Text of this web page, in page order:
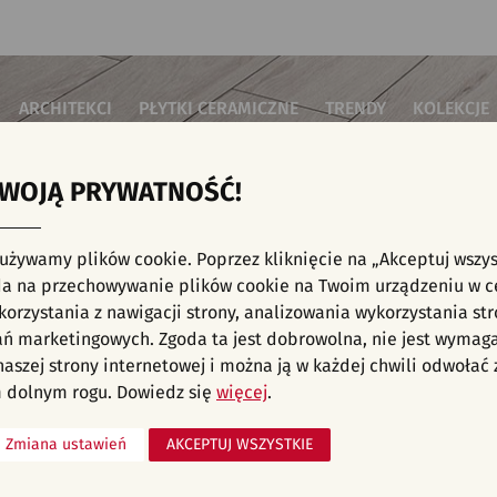
ARCHITEKCI PŁYTKI CERAMICZNE TRENDY KOLEKCJE
do sypialni
kuchenne
łazienkowe
na schody
na taras
komercyjne
Płytki ścienne
Płytki cegiełki
Płytki drewnopodobne
Płytki heksagonalne
Płytki jodełka
Płytki kamienne
Płytki kolorowe
Płytki
Płytki we
KAFELKI - INWESTYCJE, ŁAZIENKA,
aranżacji spełniających wybrane filtry. Przejdź do pełnejoferty
PRYWATNOŚĆ!
plików cookie. Poprzez kliknięcie na „Akceptuj
na przechowywanie plików cookie na Twoim urządzeniu w
z nawigacji strony, analizowania wykorzystania
marketingowych. Zgoda ta jest dobrowolna, nie jest
strony internetowej i można ją w każdej chwili odwołać
dolnym rogu. Dowiedz się więcej.
Zmiana ustawień AKCEPTUJ WSZYSTKIE